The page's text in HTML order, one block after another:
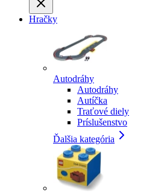
Hračky
Autodráhy
Autodráhy
Autíčka
Traťové diely
Príslušenstvo
Ďalšia kategória